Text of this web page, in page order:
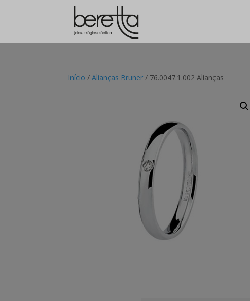
Início /Alianças Bruner / 76.0047.1.002 Alianças